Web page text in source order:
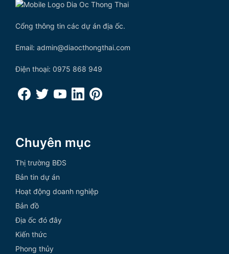
Cổng thông tin các dự án địa ốc.
Email: admin@diaocthongthai.com
Điện thoại: 0975 868 949
Chuyên mục
Thị trường BĐS
Bản tin dự án
Hoạt động doanh nghiệp
Bản đồ
Địa ốc đó đây
Kiến thức
Phong thủy